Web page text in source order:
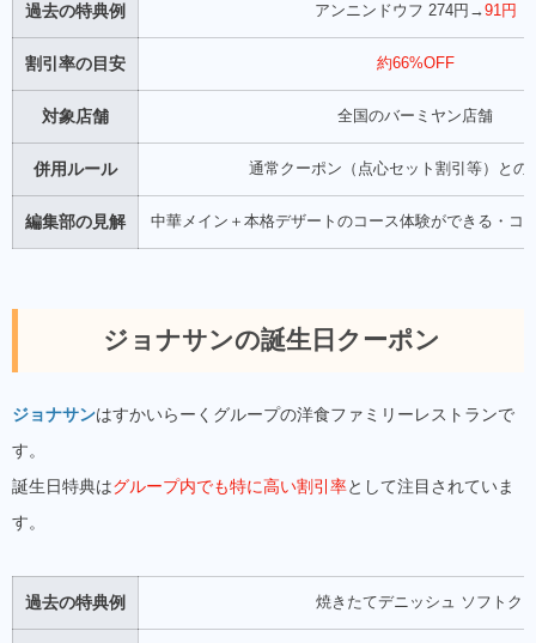
過去の特典例 アンニンドウフ 274円→91円
割引率の目安 約66%OFF
対象店舗 全国のバーミヤン店舗
併用ルール 通常クーポン（点心セット割引等）との
編集部の見解 中華メイン＋本格デザートのコース体験ができる・コ
ジョナサンの誕生日クーポン
ジョナサンはすかいらーくグループの洋食ファミリーレストランで
す。
誕生日特典はグループ内でも特に高い割引率として注目されていま
す。
過去の特典例 焼きたてデニッシュ ソフトク